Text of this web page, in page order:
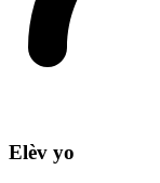
Elèv yo